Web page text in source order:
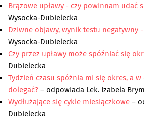
Brązowe upławy - czy powinnam udać
Wysocka-Dubielecka
Dziwne objawy, wynik testu negatywny
Wysocka-Dubielecka
Czy przez upławy może spóźniać się
Dubielecka
Tydzień czasu spóżnia mi się okres, a
dolegać?– odpowiada Lek. Izabela Brym
Wydłużające się cykle miesiączkowe–